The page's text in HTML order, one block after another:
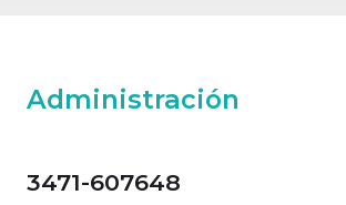
Administración
3471-607648